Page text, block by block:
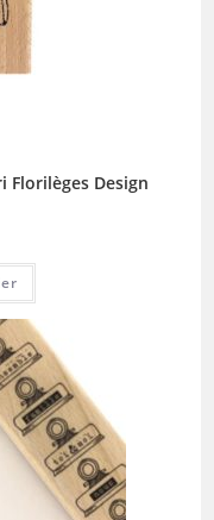
Florilèges Design